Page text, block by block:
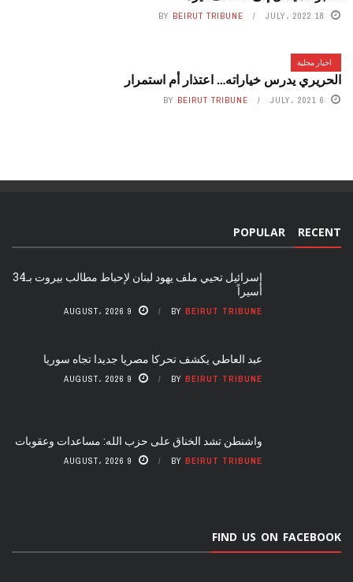
18 JULY، 2022 BY BEIRUT TRIBUNE
اخبار محلية
الحريري يدرس خياراته… اعتذار أم استمرار
6 JULY، 2021 BY BEIRUT TRIBUNE
RECENT
POPULAR
إسرائيل تحيي ملف يهود لبنان لإحباط مطالب بيروت بـ34
أسيراً
BY BEIRUT TRIBUNE 9 AUGUST، 2026
عبد العاطي يكشف تحركا مصريا جديدا تجاه سوريا
BY BEIRUT TRIBUNE 9 AUGUST، 2026
واشنطن تشد الخناق على حزب الله: مساعدات وعقوبات
BY BEIRUT TRIBUNE 9 AUGUST، 2026
FIND US ON FACEBOOK